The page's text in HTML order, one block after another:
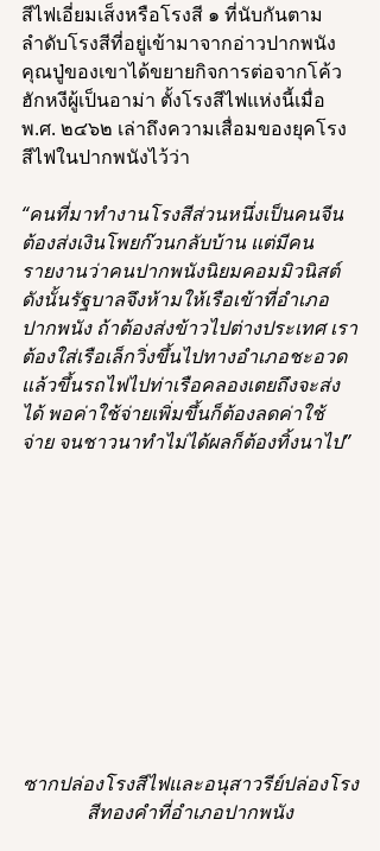
สีไฟเอี่ยมเส็งหรือโรงสี ๑ ที่นับกันตาม
ลำดับโรงสีที่อยู่เข้ามาจากอ่าวปากพนัง
คุณปู่ของเขาได้ขยายกิจการต่อจากโค้ว
ฮักหงีผู้เป็นอาม่า ตั้งโรงสีไฟแห่งนี้เมื่อ
พ.ศ. ๒๔๖๒ เล่าถึงความเสื่อมของยุคโรง
สีไฟในปากพนังไว้ว่า
“คนที่มาทำงานโรงสีส่วนหนึ่งเป็นคนจีน
ต้องส่งเงินโพยก๊วนกลับบ้าน แต่มีคน
รายงานว่าคนปากพนังนิยมคอมมิวนิสต์
ดังนั้นรัฐบาลจึงห้ามให้เรือเข้าที่อำเภอ
ปากพนัง ถ้าต้องส่งข้าวไปต่างประเทศ เรา
ต้องใส่เรือเล็กวิ่งขึ้นไปทางอำเภอชะอวด
แล้วขึ้นรถไฟไปท่าเรือคลองเตยถึงจะส่ง
ได้ พอค่าใช้จ่ายเพิ่มขึ้นก็ต้องลดค่าใช้
จ่าย จนชาวนาทำไม่ได้ผลก็ต้องทิ้งนาไป”
ซากปล่องโรงสีไฟและอนุสาวรีย์ปล่องโรง
สีทองคำที่อำเภอปากพนัง